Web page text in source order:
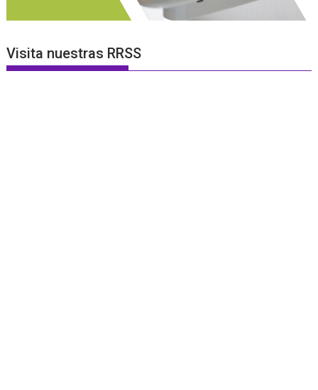
Visita nuestras RRSS